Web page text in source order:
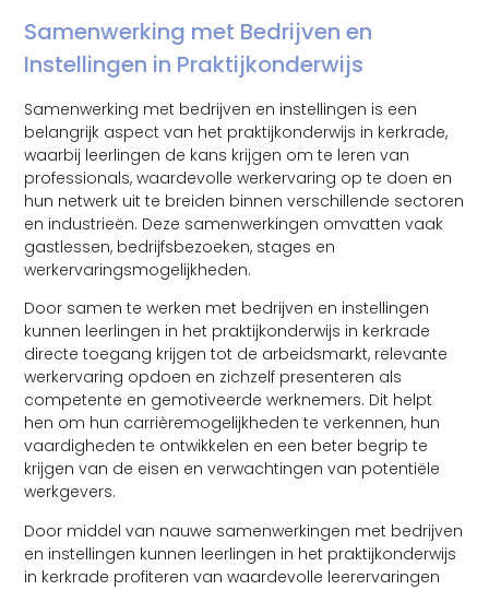
Samenwerking met Bedrijven en
Instellingen in Praktijkonderwijs
Samenwerking met bedrijven en instellingen is een
belangrijk aspect van het praktijkonderwijs in kerkrade,
waarbij leerlingen de kans krijgen om te leren van
professionals, waardevolle werkervaring op te doen en
hun netwerk uit te breiden binnen verschillende sectoren
en industrieën. Deze samenwerkingen omvatten vaak
gastlessen, bedrijfsbezoeken, stages en
werkervaringsmogelijkheden.
Door samen te werken met bedrijven en instellingen
kunnen leerlingen in het praktijkonderwijs in kerkrade
directe toegang krijgen tot de arbeidsmarkt, relevante
werkervaring opdoen en zichzelf presenteren als
competente en gemotiveerde werknemers. Dit helpt
hen om hun carrièremogelijkheden te verkennen, hun
vaardigheden te ontwikkelen en een beter begrip te
krijgen van de eisen en verwachtingen van potentiële
werkgevers.
Door middel van nauwe samenwerkingen met bedrijven
en instellingen kunnen leerlingen in het praktijkonderwijs
in kerkrade profiteren van waardevolle leerervaringen